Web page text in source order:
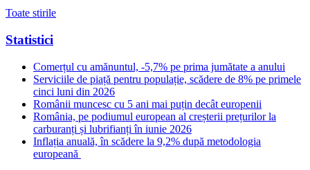
Toate stirile
Statistici
Comerțul cu amănuntul, -5,7% pe prima jumătate a anului
Serviciile de piață pentru populație, scădere de 8% pe primele
cinci luni din 2026
Românii muncesc cu 5 ani mai puțin decât europenii
România, pe podiumul european al creșterii prețurilor la
carburanți și lubrifianți în iunie 2026
Inflația anuală, în scădere la 9,2% după metodologia
europeană